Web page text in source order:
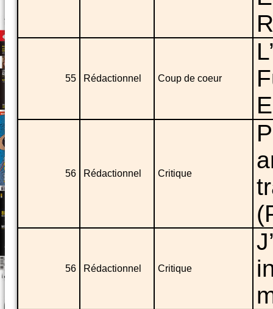
55 Rédactionnel Coup de coeur
56 Rédactionnel Critique
56 Rédactionnel Critique